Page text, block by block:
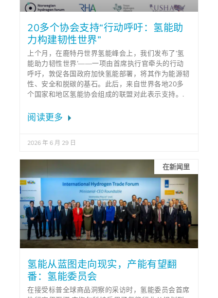
20多个协会支持“行动呼吁：氢能助
力构建韧性世界”
上个月，在鹿特丹世界氢能峰会上，我们发布了‘氢
能助力韧性世界’——一项由首席执行官牵头的行动
呼吁，敦促各国政府加快氢能部署，将其作为能源韧
性、安全和脱碳的基石。此后，来自世界各地20多
个国家和地区氢能协会组成的联盟对此表示支持。.
阅读更多
2026 年 6 月 29 日
在新闻里
氢能从蓝图走向现实，产能有望翻
番：氢能委员会
在接受标普全球商品洞察的采访时，氢能委员会首席